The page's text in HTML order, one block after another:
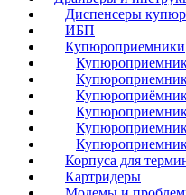
Диспенсеры купюр
ИБП
Купюроприемники
Корпуса для
Картридеры